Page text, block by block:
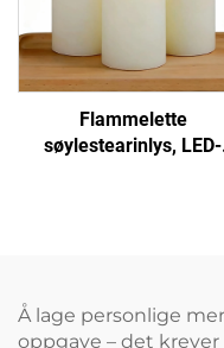
Flammelette
søylestearinlys, LED-
Å lage personlige
oppgave – det